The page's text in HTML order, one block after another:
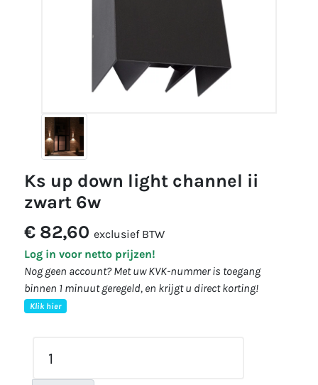
ks up down light channel ii
zwart 6w
€ 82,60 exclusief BTW
Log in voor netto prijzen!
Nog geen account? Met uw KVK-nummer is toegang
binnen 1 minuut geregeld, en krijgt u direct korting!
Klik hier